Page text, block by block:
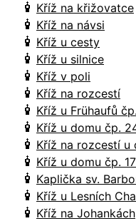
Kříž na křižovatce
Kříž na návsi
Kříž u cesty
Kříž u silnice
Kříž v poli
Kříž na rozcestí
Kříž u Frühaufů
Kříž u domu čp.
Kříž na rozcestí u
Kříž u domu čp.
Kaplička sv.
Kříž u Lesních
Kříž na Johankách